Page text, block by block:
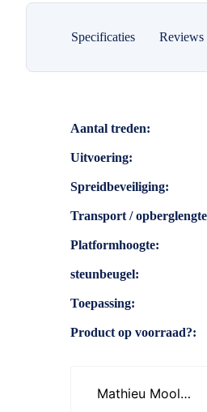
Specificaties Reviews
Specificaties
Aantal treden
Uitvoering
Spreidbeveiliging
Transport / opberglengte
Platformhoogte
steunbeugel
Toepassing
Product op voorraad?